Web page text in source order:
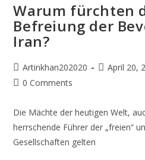
Warum fürchten
Befreiung der
Iran?
Artinkhan202020 April 20,
0 Comments
Die Mächte der heutigen Welt,
herrschende Führer der „freien“
Gesellschaften gelten